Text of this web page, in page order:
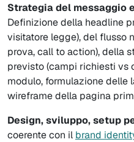
Strategia del messaggio
Definizione della headline
visitatore legge), del flusso
prova, call to action), della
previsto (campi richiesti vs
modulo, formulazione delle
wireframe della pagina
Design, sviluppo, setup
coerente con il brand